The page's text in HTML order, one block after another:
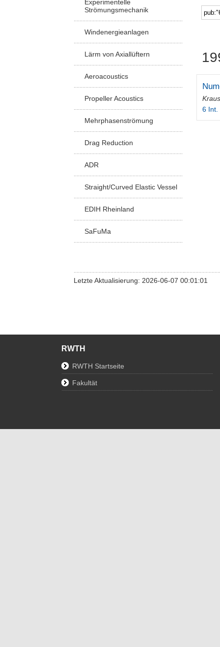
Experimentelle
Strömungsmechanik
Windenergieanlagen
Lärm von Axiallüftern
Aeroacoustics
Propeller Acoustics
Mehrphasenströmung
Drag Reduction
ADR
Straight/Curved Elastic Vessel
EDIH Rheinland
SaFuMa
6 Int.
Letzte Aktualisierung: 2026-06-07 00:01:01
RWTH
RWTH Startseite
Fakultät